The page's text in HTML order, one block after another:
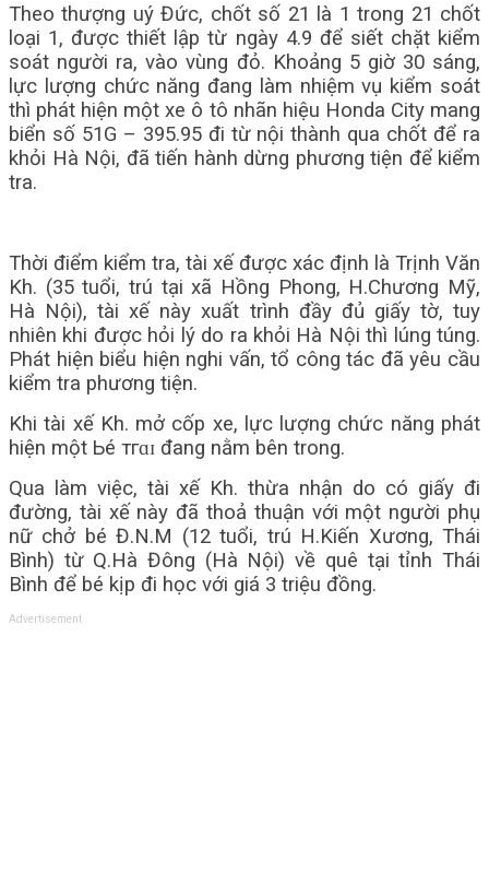
Theo thượng uý Đức, chốt số 21 là 1 trong 21 chốt
loại 1, được thiết lập từ ngày 4.9 để siết chặt kiểm
soát người ra, vào vùng đỏ. Khoảng 5 giờ 30 sáng,
lực lượng chức năng đang làm nhiệm vụ kiểm soát
thì phát hiện một xe ô tô nhãn hiệu Honda City mang
biển số 51G – 395.95 đi từ nội thành qua chốt để ra
khỏi Hà Nội, đã tiến hành dừng phương tiện để kiểm
tra.
Thời điểm kiểm tra, tài xế được xác định là Trịnh Văn
Kh. (35 tuổi, trú tại xã Hồng Phong, H.Chương Mỹ,
Hà Nội), tài xế này xuất trình đầy đủ giấy tờ, tuy
nhiên khi được hỏi lý do ra khỏi Hà Nội thì lúng túng.
Phát hiện biểu hiện nghi vấn, tổ công tác đã yêu cầu
kiểm tra phương tiện.
Khi tài xế Kh. mở cốp xe, lực lượng chức năng phát
hiện một Ьé тгɑɪ đang nằm bên trong.
Qua làm việc, tài xế Kh. thừa nhận do có giấy đi
đường, tài xế này đã thoả thuận với một người phụ
nữ chở bé Đ.N.M (12 tuổi, trú H.Kiến Xương, Thái
Bình) từ Q.Hà Đông (Hà Nội) về quê tại tỉnh Thái
Bình để bé kịp đi học với giá 3 triệu đồng.
Advertisement